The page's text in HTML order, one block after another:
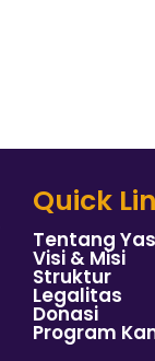
Quick
Tentang
Visi & Misi
Struktur
Legalitas
Donasi
Program